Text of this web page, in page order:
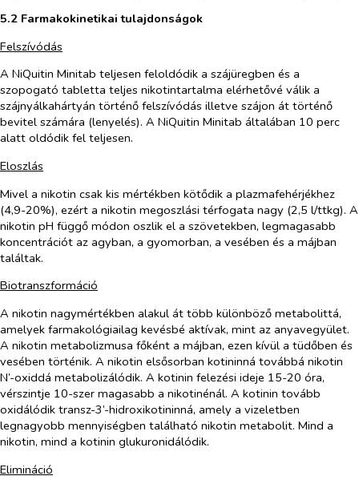
5.2 Farmakokinetikai tulajdonságok
Felszívódás
A NiQuitin Minitab teljesen feloldódik a szájüregben és a
szopogató tabletta teljes nikotintartalma elérhetővé válik a
szájnyálkahártyán történő felszívódás illetve szájon át történő
bevitel számára (lenyelés). A NiQuitin Minitab általában 10 perc
alatt oldódik fel teljesen.
Eloszlás
Mivel a nikotin csak kis mértékben kötődik a plazmafehérjékhez
(4,9-20%), ezért a nikotin megoszlási térfogata nagy (2,5 l/ttkg). A
nikotin pH függő módon oszlik el a szövetekben, legmagasabb
koncentrációt az agyban, a gyomorban, a vesében és a májban
találtak.
Biotranszformáció
A nikotin nagymértékben alakul át több különböző metabolittá,
amelyek farmakológiailag kevésbé aktívak, mint az anyavegyület.
A nikotin metabolizmusa főként a májban, ezen kívül a tüdőben és
vesében történik. A nikotin elsősorban kotininná továbbá nikotin
N’-oxiddá metabolizálódik. A kotinin felezési ideje 15-20 óra,
vérszintje 10-szer magasabb a nikotinénál. A kotinin tovább
oxidálódik transz-3’-hidroxikotininná, amely a vizeletben
legnagyobb mennyiségben található nikotin metabolit. Mind a
nikotin, mind a kotinin glukuronidálódik.
Elimináció